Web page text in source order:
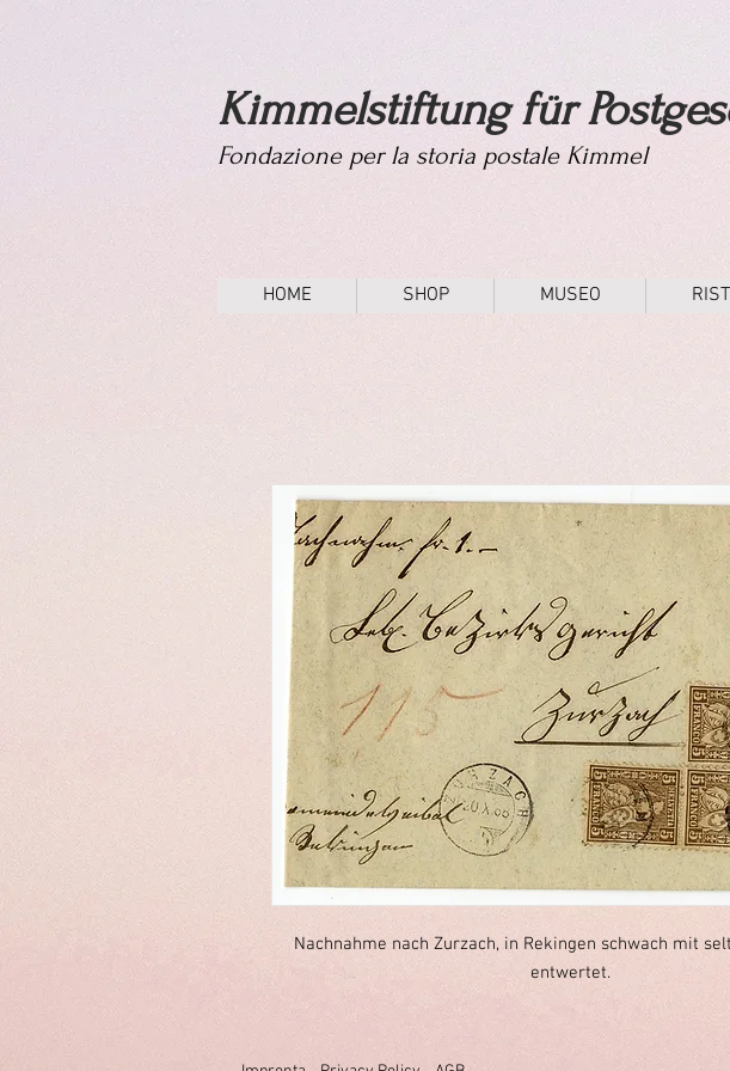
Kimmelstiftung für
Fondazione per la storia postale Kimmel
HOME SHOP MUSEO
Nachnahme nach Zurzach, in Rekingen schwach mit
entwertet.